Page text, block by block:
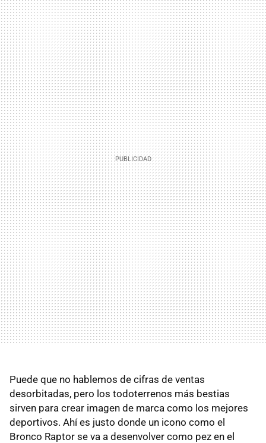
Puede que no hablemos de cifras de ventas
desorbitadas, pero los todoterrenos más bestias
sirven para crear imagen de marca como los mejores
deportivos. Ahí es justo donde un icono como el
Bronco Raptor se va a desenvolver como pez en el